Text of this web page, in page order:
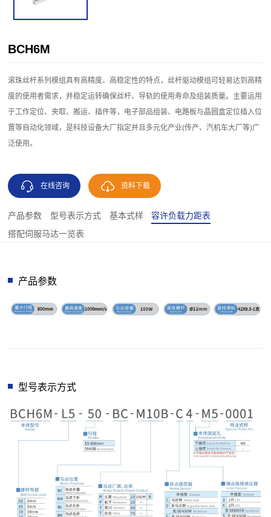
BCH6M
滚珠丝杆系列模组具有高精度、高稳定性的特点，丝杆驱动模组可轻易达到高精
度的使用者需求，并稳定运转确保丝杆、导轨的使用寿命及组装质量。主要运用
于工作定位、夹取、搬运、插件等，电子部品组装、电路板与晶圆盒定位插入位
置等自动化领域，是科技设备大厂指定并且多元化产业(传产、汽机车大厂等)广
泛使用。
在线咨询 资料下载
产品参数 型号表示方式 基本式样
容许负载力距表
搭配伺服马达一览表
产品参数
型号表示方式